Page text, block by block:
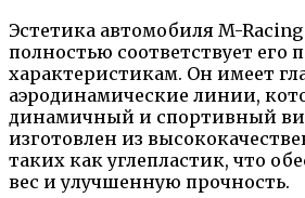
Эстетика автомобиля M-Racing
полностью соответствует
характеристикам. Он имеет
аэродинамические линии,
динамичный и спортивный
изготовлен из
таких как углепластик, что
вес и улучшенную прочность.